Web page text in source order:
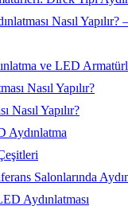
Nasıl
ve LED
Nasıl Yapılır?
Nasıl Yapılır?
Aydınlatma
Salonlarında
Aydınlatması